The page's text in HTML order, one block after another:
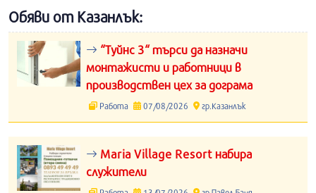
Обяви от Казанлък:
“Туйнс 3“ търси да назначи
монтажисти и работници в
производствен цех за дограма
Работа 07/08/2026 гр.Казанлък
Maria Village Resort набира
служители